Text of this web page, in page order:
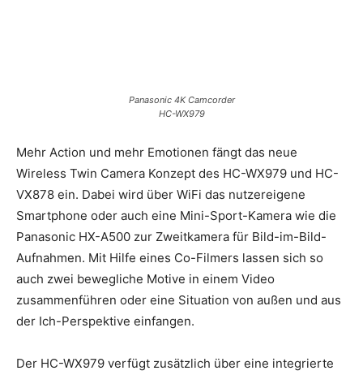
Panasonic 4K Camcorder
HC-WX979
Mehr Action und mehr Emotionen fängt das neue
Wireless Twin Camera Konzept des HC-WX979 und HC-
VX878 ein. Dabei wird über WiFi das nutzereigene
Smartphone oder auch eine Mini-Sport-Kamera wie die
Panasonic HX-A500 zur Zweitkamera für Bild-im-Bild-
Aufnahmen. Mit Hilfe eines Co-Filmers lassen sich so
auch zwei bewegliche Motive in einem Video
zusammenführen oder eine Situation von außen und aus
der Ich-Perspektive einfangen.
Der HC-WX979 verfügt zusätzlich über eine integrierte